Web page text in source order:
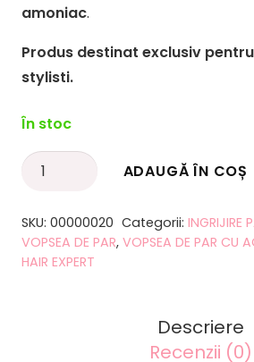
amoniac.
Produs destinat exclusiv
stylisti.
În stoc
Cantitate
par
profesionala
ADAUGĂ ÎN COȘ
Alternative:
SKU: 00000020 Categorii: INGRIJIRE
VOPSEA DE PAR, VOPSEA DE PAR CU
HAIR EXPERT
Descriere
Recenzii (0)